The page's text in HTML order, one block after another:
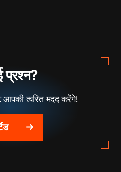
प्रश्न?
आपकी त्वरित मदद करेंगे!